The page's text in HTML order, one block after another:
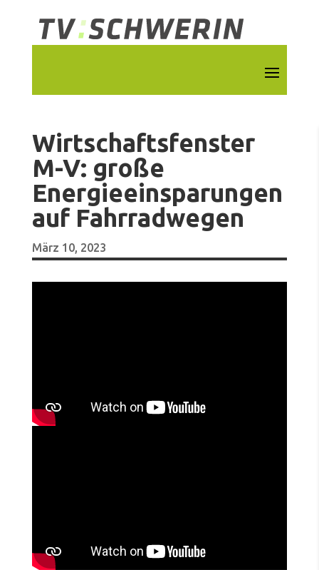
Wirtschaftsfenster
M-V: große
Energieeinsparungen
auf Fahrradwegen
März 10, 2023